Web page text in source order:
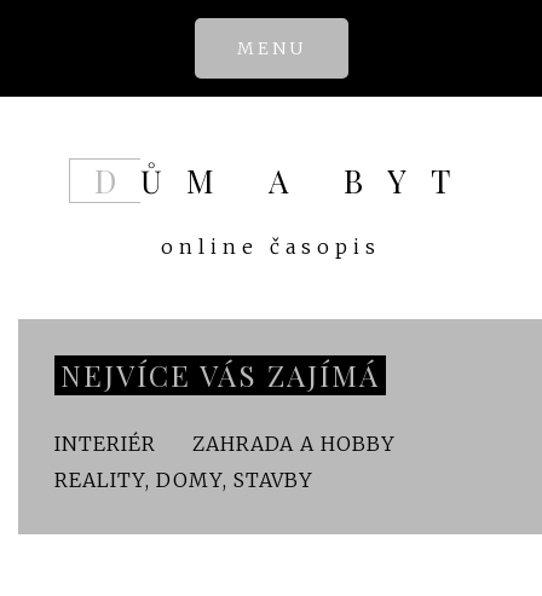
content
MENU
DŮM A BYT
online časopis
NEJVÍCE VÁS ZAJÍMÁ
INTERIÉR
ZAHRADA A HOBBY
REALITY, DOMY, STAVBY